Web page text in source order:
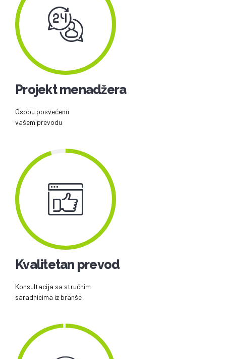
Projekt menadžera
Osobu posvećenu
vašem prevodu
Kvalitetan prevod
Konsultacija sa stručnim
saradnicima iz branše